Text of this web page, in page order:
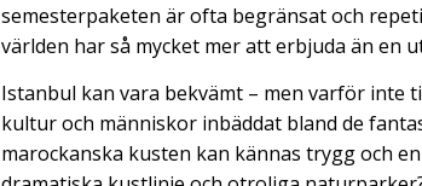
semesterpaketen är ofta begränsat och
världen har så mycket mer att erbjuda än en
Istanbul kan vara bekvämt – men varför inte
kultur och människor inbäddat bland de
marockanska kusten kan kännas trygg och